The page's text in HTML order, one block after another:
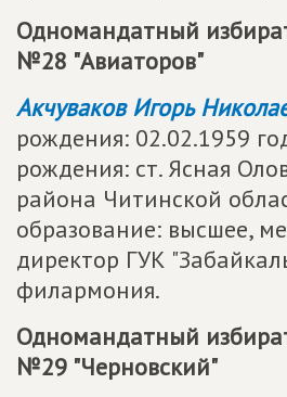
Одномандатный
№28 "Авиаторов"
Акчуваков Игорь
рождения: 02.02.1959
рождения: ст. Ясная
района Читинской
образование: высшее,
директор ГУК
филармония.
Одномандатный
№29 "Черновский"